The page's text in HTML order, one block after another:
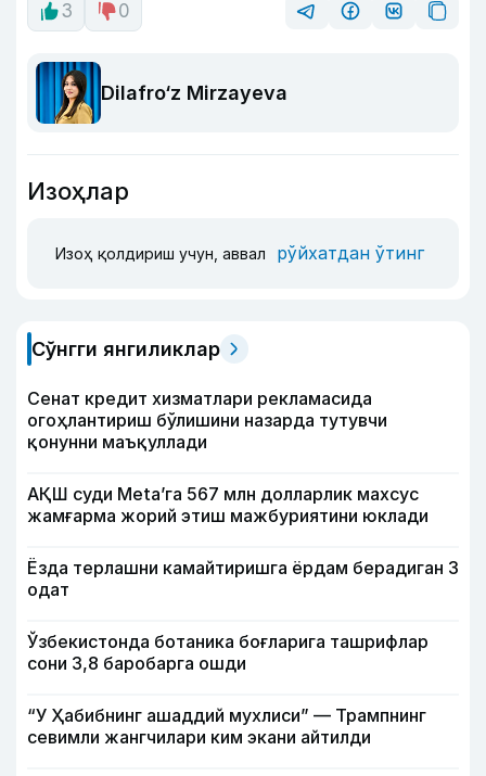
3
0
Dilafro‘z Mirzayeva
Изоҳлар
Изоҳ қолдириш учун, аввал рўйхатдан ўтинг
Сўнгги янгиликлар
Сенат кредит хизматлари рекламасида
огоҳлантириш бўлишини назарда тутувчи
қонунни маъқуллади
АҚШ суди Meta’га 567 млн долларлик махсус
жамғарма жорий этиш мажбуриятини юклади
Ёзда терлашни камайтиришга ёрдам берадиган 3
одат
Ўзбекистонда ботаника боғларига ташрифлар
сони 3,8 баробарга ошди
“У Ҳабибнинг ашаддий мухлиси” — Трампнинг
севимли жангчилари ким экани айтилди